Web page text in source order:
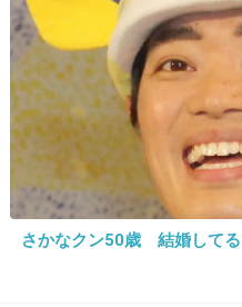
22. 匿名2019/10/24(木) 17:11:22
チキンラーメン顔
23. 匿名2019/10/24(木) 17:11:27
さかなクン50歳 結婚してる